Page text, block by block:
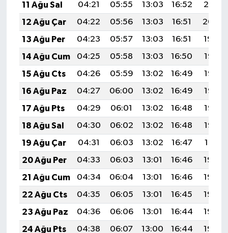
11 Ağu Sal
04:21 05:55 13:03 16:52
20:01
12 Ağu Çar
04:22 05:56 13:03 16:51
20:00
13 Ağu Per
04:23 05:57 13:03 16:51
19:59
14 Ağu Cum
04:25 05:58 13:03 16:50
19:57
15 Ağu Cts
04:26 05:59 13:02 16:49
19:56
16 Ağu Paz
04:27 06:00 13:02 16:49
19:55
17 Ağu Pts
04:29 06:01 13:02 16:48
19:53
18 Ağu Sal
04:30 06:02 13:02 16:48
19:52
19 Ağu Çar
04:31 06:03 13:02 16:47
19:51
20 Ağu Per
04:33 06:03 13:01 16:46
19:49
21 Ağu Cum
04:34 06:04 13:01 16:46
19:48
22 Ağu Cts
04:35 06:05 13:01 16:45
19:46
23 Ağu Paz
04:36 06:06 13:01 16:44
19:45
24 Ağu Pts
04:38 06:07 13:00 16:44
19:44